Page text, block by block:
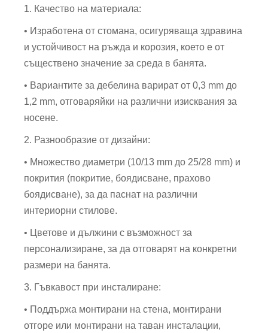
1. Качество на материала:
• Изработена от стомана, осигуряваща здравина
и устойчивост на ръжда и корозия, което е от
съществено значение за среда в банята.
• Вариантите за дебелина варират от 0,3 mm до
1,2 mm, отговаряйки на различни изисквания за
носене.
2. Разнообразие от дизайни:
• Множество диаметри (10/13 mm до 25/28 mm) и
покрития (покритие, боядисване, прахово
боядисване), за да паснат на различни
интериорни стилове.
• Цветове и дължини с възможност за
персонализиране, за да отговарят на конкретни
размери на банята.
3. Гъвкавост при инсталиране:
• Поддържа монтирани на стена, монтирани
отгоре или монтирани на таван инсталации,